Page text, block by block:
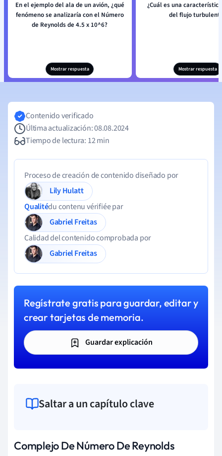
En el ejemplo del ala de un avión, ¿qué
fenómeno se analizaría con el Número
de Reynolds de 4.5 x 10^6?
Mostrar respuesta
¿Cuál es una
del flujo
Mostrar respuesta
Contenido verificado
Última actualización: 08.08.2024
Tiempo de lectura: 12 min
Proceso de creación de contenido diseñado por
Lily Hulatt
Qualitédu contenu vérifiée par
Gabriel Freitas
Calidad del contenido comprobada por
Gabriel Freitas
Regístrate gratis para guardar, editar y
crear tarjetas de memoria.
Guardar explicación
Saltar a un capítulo clave
Complejo De Número De Reynolds